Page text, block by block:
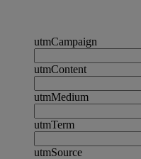
utmCampaign
utmContent
utmMedium
utmTerm
utmSource